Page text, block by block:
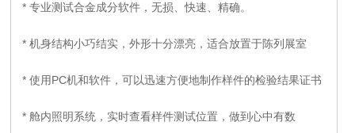
* 专业测试合金成分软件，无损、快速、精确。
* 机身结构小巧结实，外形十分漂亮，适合放置于陈列展室
* 使用PC机和软件，可以迅速方便地制作样件的检验结果证书
* 舱内照明系统，实时查看样件测试位置，做到心中有数